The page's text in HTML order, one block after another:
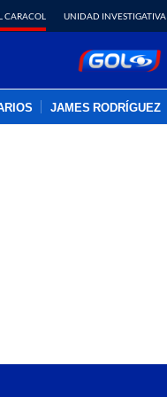
CARACOL UNIDAD INVESTIGATIVA
JAMES RODRÍGUEZ